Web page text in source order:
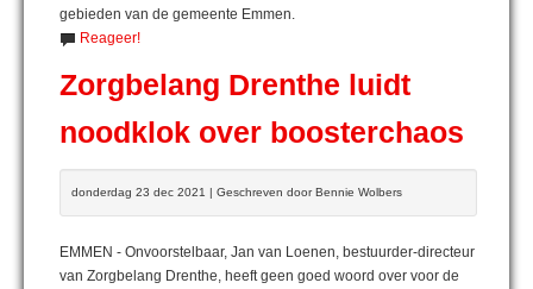
gebieden van de gemeente Emmen.
Reageer!
Zorgbelang Drenthe luidt
noodklok over boosterchaos
donderdag 23 dec 2021 | Geschreven door Bennie Wolbers
EMMEN - Onvoorstelbaar, Jan van Loenen, bestuurder-directeur
van Zorgbelang Drenthe, heeft geen goed woord over voor de